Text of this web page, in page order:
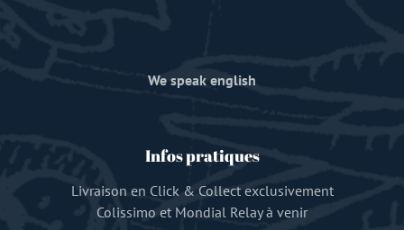
We speak english
Infos pratiques
Livraison en Click & Collect exclusivement
Colissimo et Mondial Relay à venir